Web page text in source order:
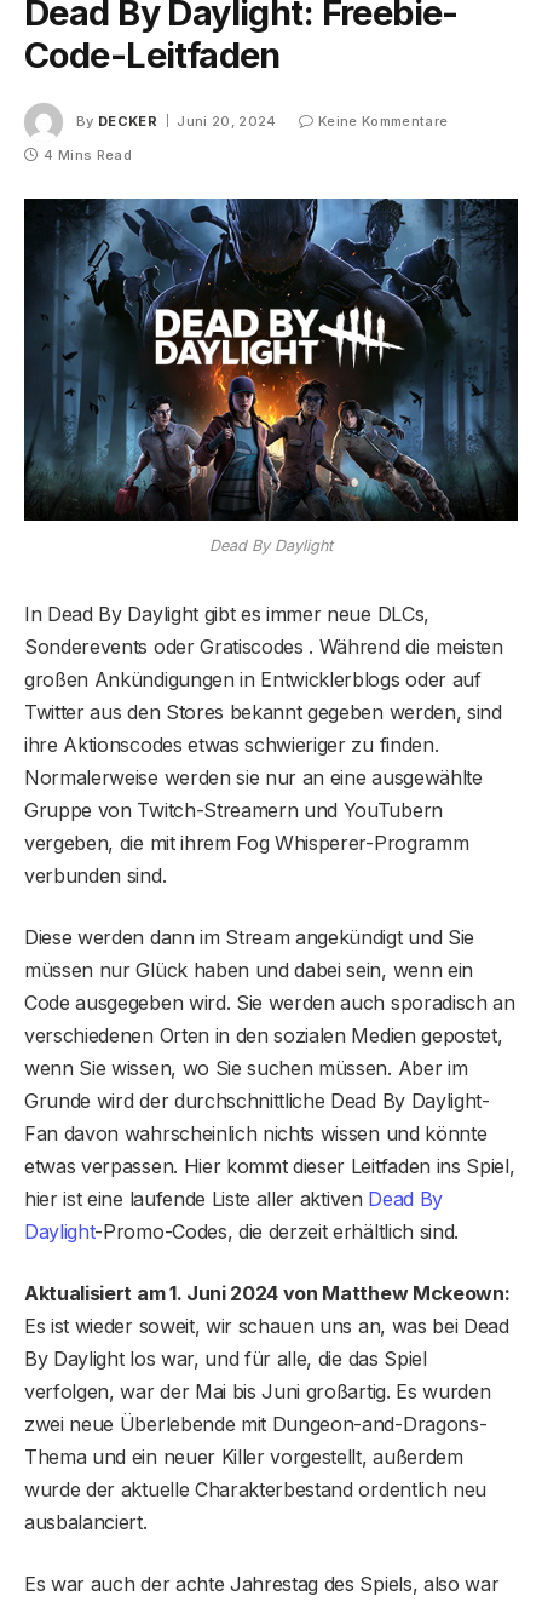
Dead By Daylight: Freebie-
Code-Leitfaden
By DECKER Juni 20, 2024
Keine Kommentare
4 Mins Read
Dead By Daylight
In Dead By Daylight gibt es immer neue DLCs,
Sonderevents oder Gratiscodes . Während die meisten
großen Ankündigungen in Entwicklerblogs oder auf
Twitter aus den Stores bekannt gegeben werden, sind
ihre Aktionscodes etwas schwieriger zu finden.
Normalerweise werden sie nur an eine ausgewählte
Gruppe von Twitch-Streamern und YouTubern
vergeben, die mit ihrem Fog Whisperer-Programm
verbunden sind.
Diese werden dann im Stream angekündigt und Sie
müssen nur Glück haben und dabei sein, wenn ein
Code ausgegeben wird. Sie werden auch sporadisch an
verschiedenen Orten in den sozialen Medien gepostet,
wenn Sie wissen, wo Sie suchen müssen. Aber im
Grunde wird der durchschnittliche Dead By Daylight-
Fan davon wahrscheinlich nichts wissen und könnte
etwas verpassen. Hier kommt dieser Leitfaden ins Spiel,
hier ist eine laufende Liste aller aktiven Dead By
Daylight-Promo-Codes, die derzeit erhältlich sind.
Aktualisiert am 1. Juni 2024 von Matthew Mckeown:
Es ist wieder soweit, wir schauen uns an, was bei Dead
By Daylight los war, und für alle, die das Spiel
verfolgen, war der Mai bis Juni großartig. Es wurden
zwei neue Überlebende mit Dungeon-and-Dragons-
Thema und ein neuer Killer vorgestellt, außerdem
wurde der aktuelle Charakterbestand ordentlich neu
ausbalanciert.
Es war auch der achte Jahrestag des Spiels, also war